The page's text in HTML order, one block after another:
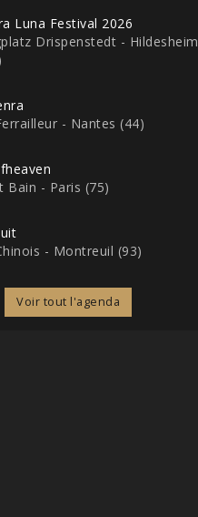
Luna Festival 2026
Drispenstedt - Hildesheim
- Nantes (44)
Bain - Paris (75)
- Montreuil (93)
Voir tout l'agenda